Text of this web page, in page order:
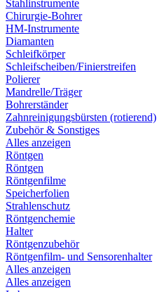
Stahlinstrumente
Chirurgie-Bohrer
HM-Instrumente
Diamanten
Schleifkörper
Schleifscheiben/Finierstreifen
Polierer
Mandrelle/Träger
Bohrerständer
Zahnreinigungsbürsten (rotierend)
Zubehör & Sonstiges
Alles anzeigen
Röntgen
Röntgen
Röntgenfilme
Speicherfolien
Strahlenschutz
Röntgenchemie
Halter
Röntgenzubehör
Röntgenfilm- und Sensorenhalter
Alles anzeigen
Alles anzeigen